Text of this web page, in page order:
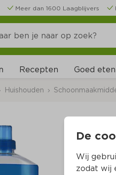
Meer dan 1600 Laagblijvers
Recepten Goed eten
Huishouden
De
Wij
zodat wij